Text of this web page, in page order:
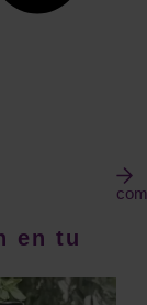
en tu